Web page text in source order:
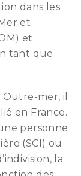
dans les
et
et
tant que
mer, il
en France.
personne
(SCI) ou
la